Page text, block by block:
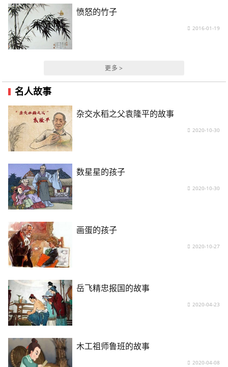
愤怒的竹子
2016-01-19
更多 >
名人故事
杂交水稻之父袁隆平的故事
2020-10-30
数星星的孩子
2020-10-30
画蛋的孩子
2020-10-27
岳飞精忠报国的故事
2020-04-23
木工祖师鲁班的故事
2020-04-08